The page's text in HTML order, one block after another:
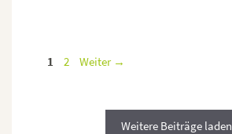
Seite
1 Seite
2 Weiter →
Weitere Beiträge laden